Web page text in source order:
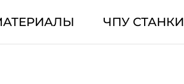
ЧПУ СТАНКИ